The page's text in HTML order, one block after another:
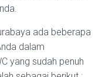
ada beberapa
dalam
yang sudah penuh